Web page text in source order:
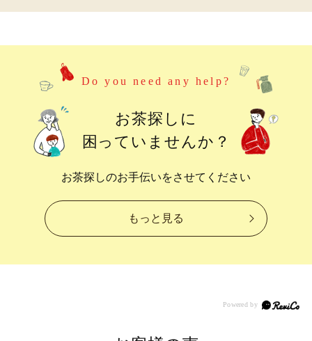
Do you need any help?
お茶探しに
困っていませんか？
お茶探しのお手伝いをさせてください
もっと見る